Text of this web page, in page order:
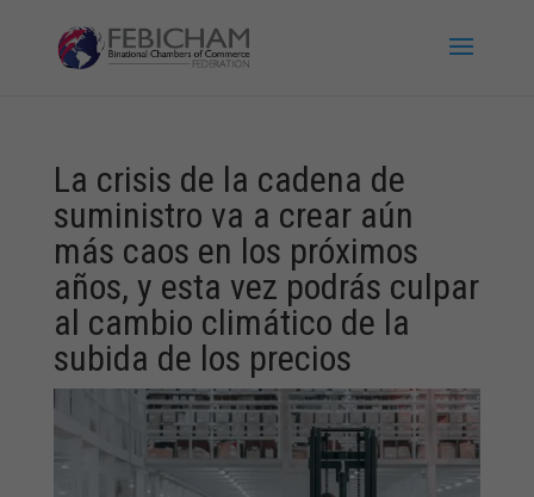
La crisis de la cadena de
suministro va a crear aún
más caos en los próximos
años, y esta vez podrás culpar
al cambio climático de la
subida de los precios